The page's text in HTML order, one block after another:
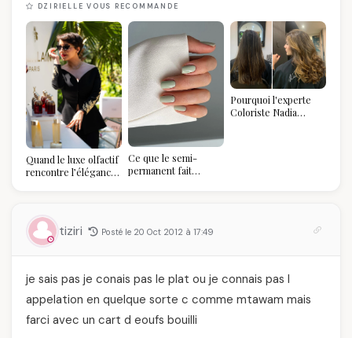
DZIRIELLE VOUS RECOMMANDE
Quand le luxe olfactif
rencontre l’élégance
temps
Ce que le semi-
permanent fait
Pourquoi l'experte
Coloriste Nadia
tiziri Posté le 20 Oct 2012 à 17:49
je sais pas je conais pas le plat ou je connais pas l
appelation en quelque sorte c comme mtawam mais
farci avec un cart d eoufs bouilli